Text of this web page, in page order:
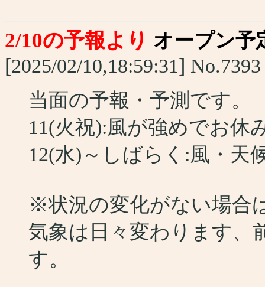
2/10の予報より オープン予
[2025/02/10,18:59:31] No.7393
当面の予報・予測です。
11(火祝):風が強めでお休
12(水)～しばらく:風・天
※状況の変化がない場合
気象は日々変わります、
す。